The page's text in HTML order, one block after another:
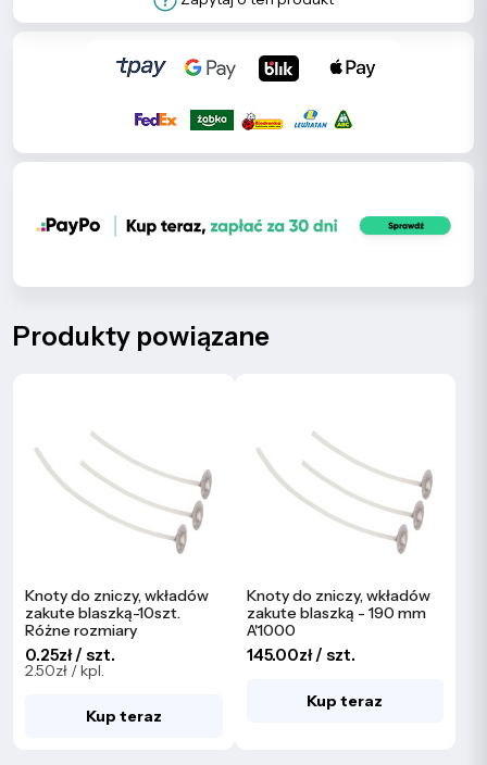
Produkty powiązane
Knoty do zniczy, wkładów
zakute blaszką-10szt.
Różne rozmiary
0.25zł / szt.
2.50zł / kpl.
Kup teraz
Knoty do zniczy, wkładów
zakute blaszką - 190 mm
A'1000
145.00zł / szt.
Kup teraz